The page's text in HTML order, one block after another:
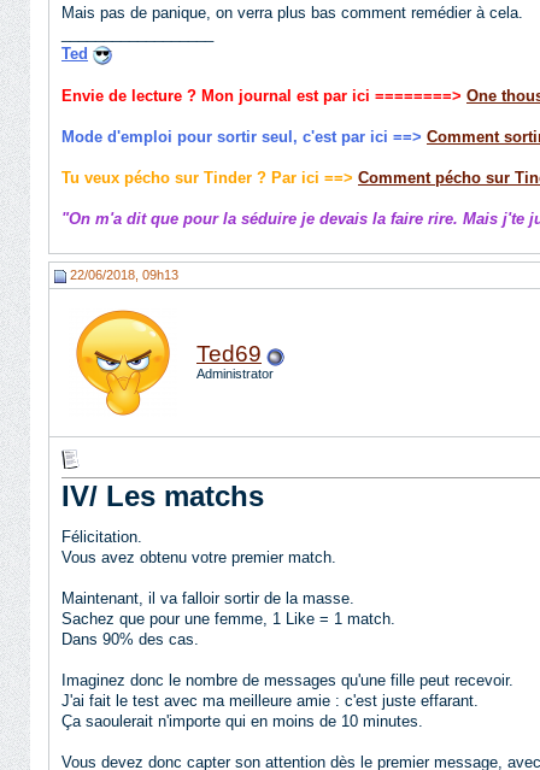
Mais pas de panique, on verra plus bas comment remédier à cela.
Ted
Envie de lecture ? Mon journal est par ici ========> One
Mode d'emploi pour sortir seul, c'est par ici ==> Comment
Tu veux pécho sur Tinder ? Par ici ==> Comment pécho sur
"On m'a dit que pour la séduire je devais la faire rire. Mais
22/06/2018, 09h13
Ted69
Administrator
IV/ Les matchs
Félicitation.
Vous avez obtenu votre premier match.
Maintenant, il va falloir sortir de la masse.
Sachez que pour une femme, 1 Like = 1 match.
Dans 90% des cas.
Imaginez donc le nombre de messages qu'une fille peut recevoir.
J'ai fait le test avec ma meilleure amie : c'est juste effarant.
Ça saoulerait n'importe qui en moins de 10 minutes.
Vous devez donc capter son attention dès le premier message,